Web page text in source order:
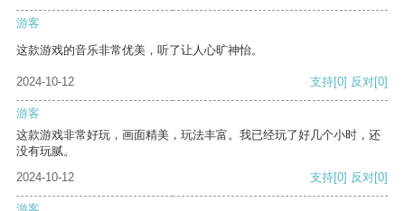
游客
这款游戏的音乐非常优美，听了让人心旷神怡。
2024-10-12 支持[0] 反对[0]
游客
这款游戏非常好玩，画面精美，玩法丰富。我已经玩了好几个小时，还
没有玩腻。
2024-10-12
支持[0] 反对[0]